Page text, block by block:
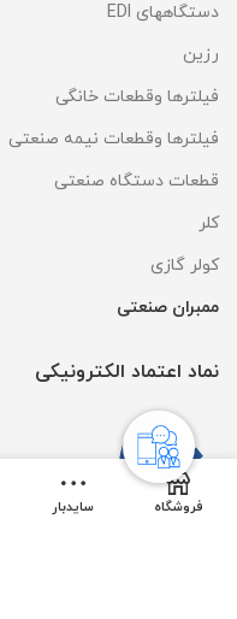
دستگاههای EDI
رزین
فیلترها وقطعات خانگی
فیلترها وقطعات نیمه صنعتی
قطعات دستگاه صنعتی
کلر
کولر گازی
ممبران صنعتی
نماد اعتماد الکترونیکی
فروشگاه سایدبار